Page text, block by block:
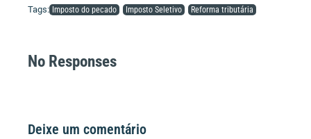
Tags: Imposto do pecado Imposto Seletivo Reforma tributária
No Responses
Deixe um comentário